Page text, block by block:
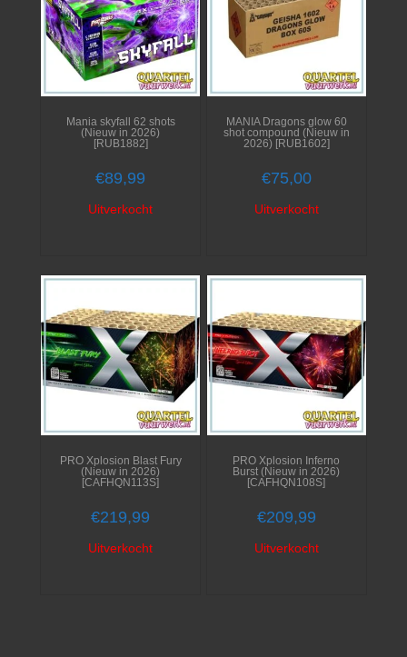
Mania skyfall 62 shots
(Nieuw in 2026)
[RUB1882]
€89,99
Uitverkocht
MANIA Dragons glow 60
shot compound (Nieuw in
2026) [RUB1602]
€75,00
Uitverkocht
PRO Xplosion Blast Fury
(Nieuw in 2026)
[CAFHQN113S]
€219,99
Uitverkocht
PRO Xplosion Inferno
Burst (Nieuw in 2026)
[CAFHQN108S]
€209,99
Uitverkocht